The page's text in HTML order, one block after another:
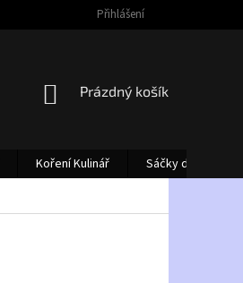
Přihlášení
NÁKUPNÍ
Prázdný košík
Koření Kulinář
Sáčky do